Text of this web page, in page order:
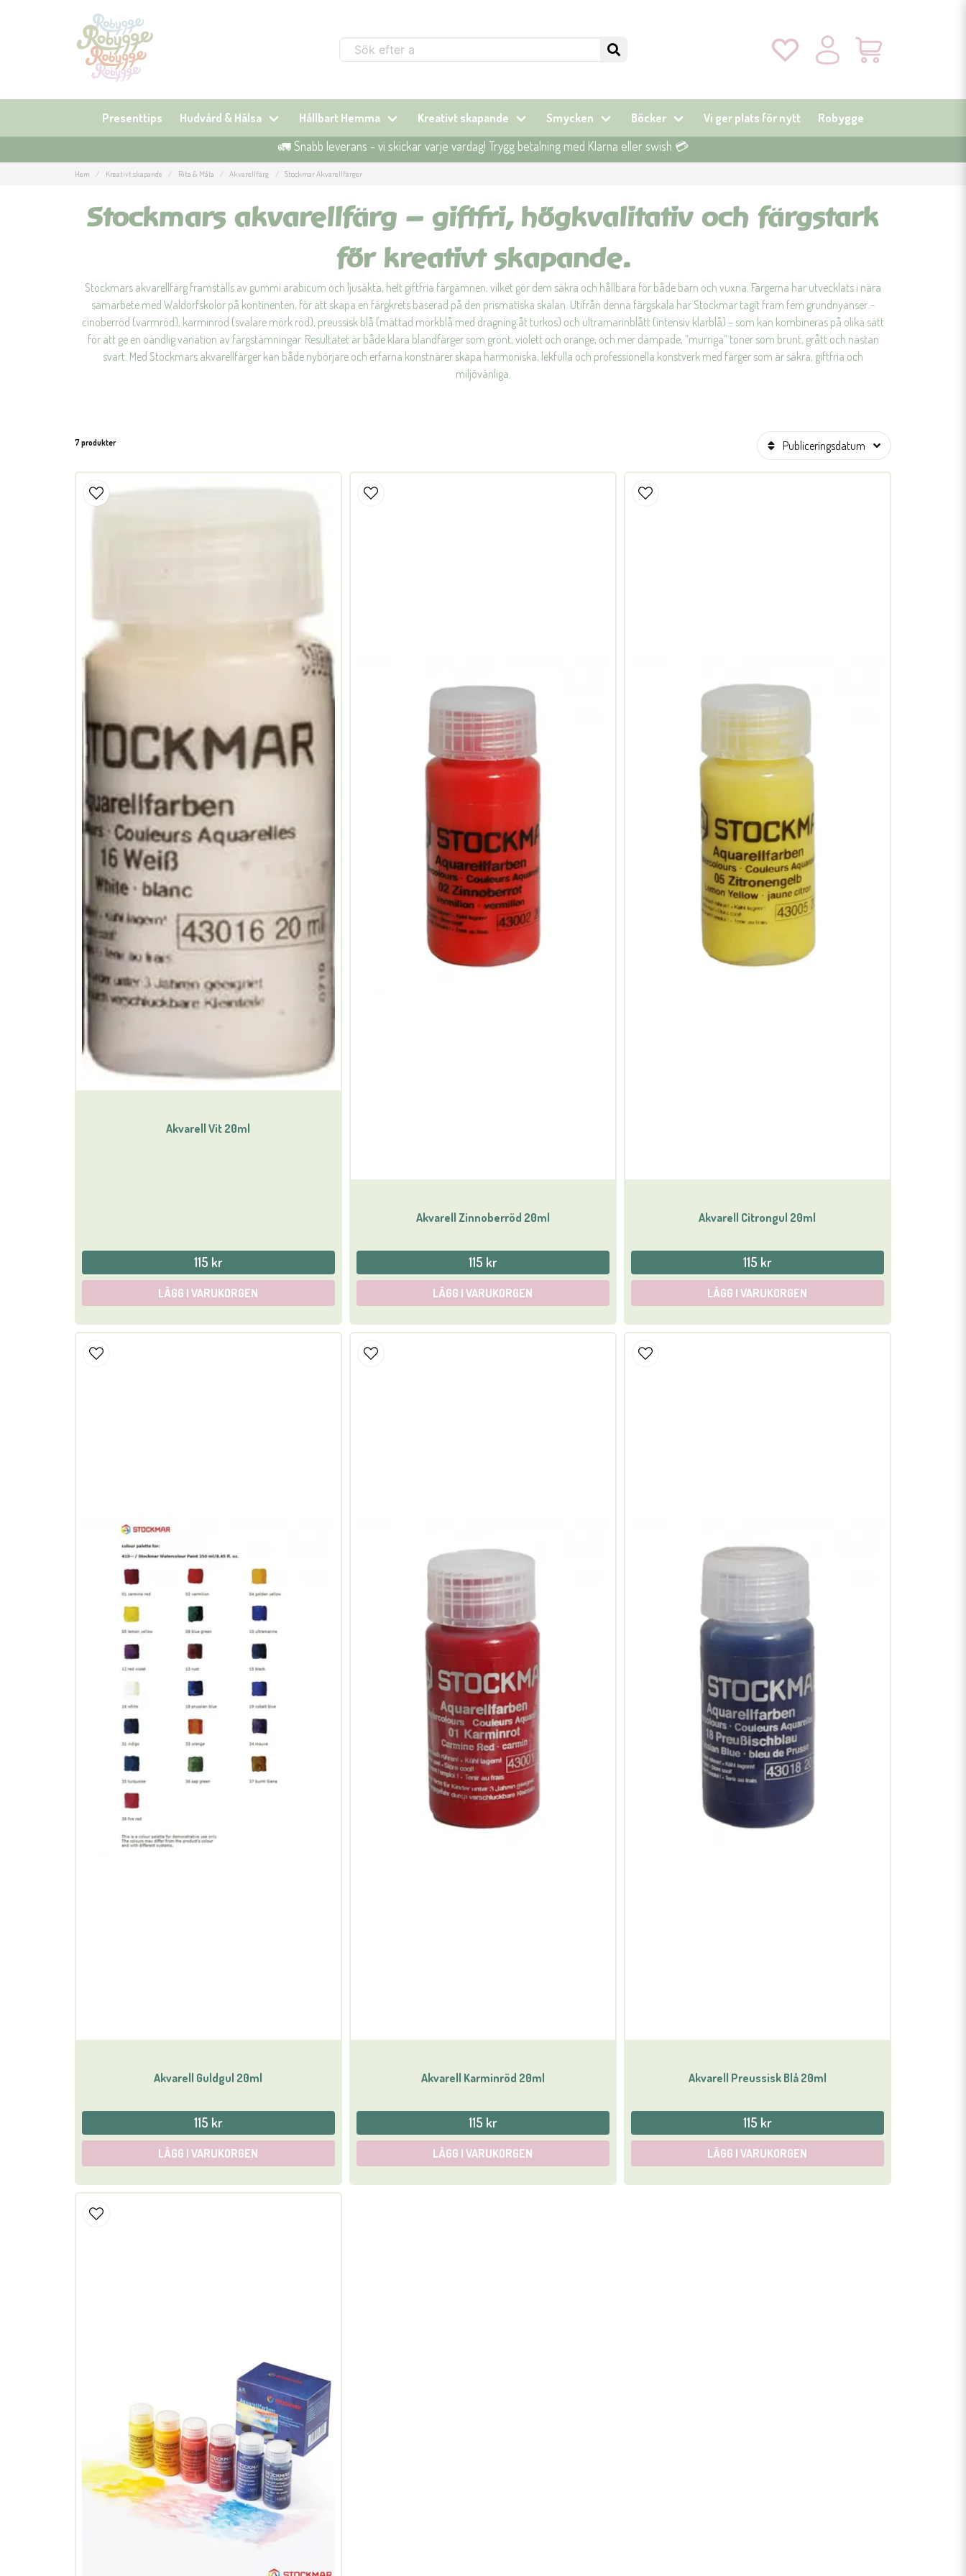
Sök...
Presenttips Hudvård & Hälsa Hållbart Hemma Kreativt skapande Smycken Böcker Vi ger plats för nytt Robygge
🚛 Snabb leverans - vi skickar varje vardag! Trygg betalning med Klarna eller swish 💳
Hem Kreativt skapande Rita & Måla Akvarellfärg Stockmar Akvarellfärger
Stockmars akvarellfärg – giftfri, högkvalitativ och färgstark
för kreativt skapande.
Stockmars akvarellfärg framställs av gummi arabicum och ljusäkta, helt giftfria färgämnen, vilket gör dem säkra och hållbara för både barn och vuxna. Färgerna har utvecklats i nära
samarbete med Waldorfskolor på kontinenten, för att skapa en färgkrets baserad på den prismatiska skalan. Utifrån denna färgskala har Stockmar tagit fram fem grundnyanser –
cinoberröd (varmröd), karminröd (svalare mörk röd), preussisk blå (mättad mörkblå med dragning åt turkos) och ultramarinblått (intensiv klarblå) – som kan kombineras på olika sätt
för att ge en oändlig variation av färgstämningar. Resultatet är både klara blandfärger som grönt, violett och orange, och mer dämpade, ”murriga” toner som brunt, grått och nästan
svart. Med Stockmars akvarellfärger kan både nybörjare och erfarna konstnärer skapa harmoniska, lekfulla och professionella konstverk med färger som är säkra, giftfria och
miljövänliga.
7 produkter Publiceringsdatum
Akvarell Vit 20ml
115 kr
LÄGG I VARUKORGEN
Akvarell Zinnoberröd 20ml
115 kr
LÄGG I VARUKORGEN
Akvarell Citrongul 20ml
115 kr
LÄGG I VARUKORGEN
Akvarell Guldgul 20ml
115 kr
LÄGG I VARUKORGEN
Akvarell Karminröd 20ml
115 kr
LÄGG I VARUKORGEN
Akvarell Preussisk Blå 20ml
115 kr
LÄGG I VARUKORGEN